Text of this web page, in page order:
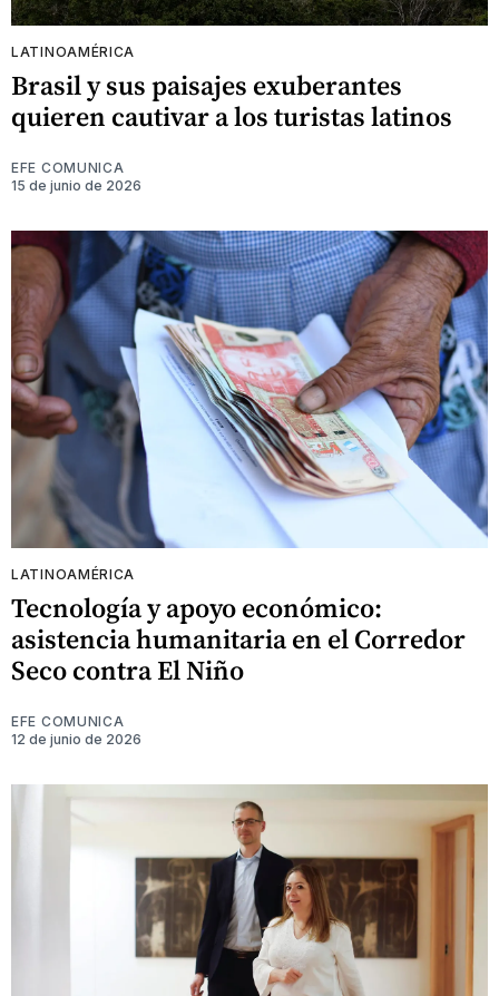
LATINOAMÉRICA
Brasil y sus paisajes exuberantes
quieren cautivar a los turistas latinos
EFE COMUNICA
15 de junio de 2026
LATINOAMÉRICA
Tecnología y apoyo económico:
asistencia humanitaria en el Corredor
Seco contra El Niño
EFE COMUNICA
12 de junio de 2026